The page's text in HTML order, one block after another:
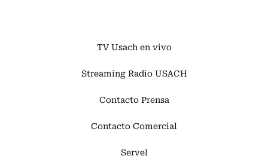
TV Usach en vivo
Streaming Radio USACH
Contacto Prensa
Contacto Comercial
Servel